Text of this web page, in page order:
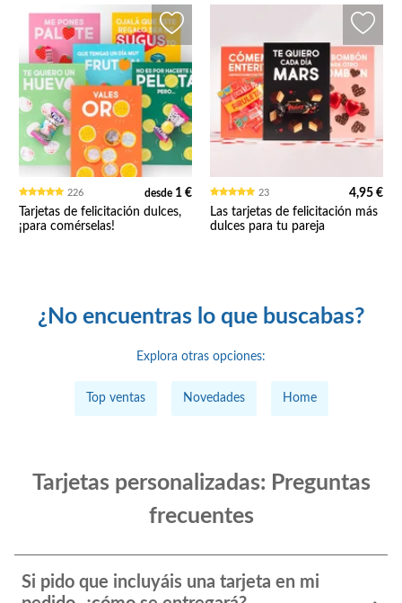
226 desde 1 €
Tarjetas de felicitación dulces,
¡para comérselas!
23
4,95 €
Las tarjetas de felicitación más
dulces para tu pareja
¿No encuentras lo que buscabas?
Explora otras opciones:
Top ventas Novedades Home
Tarjetas personalizadas: Preguntas
frecuentes
Si pido que incluyáis una tarjeta en mi